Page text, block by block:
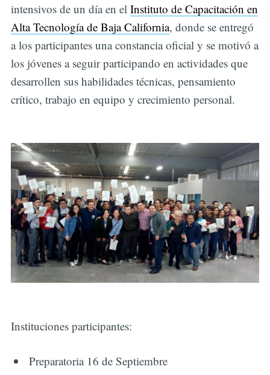
intensivos de un día en el Instituto de Capacitación en
Alta Tecnología de Baja California, donde se entregó
a los participantes una constancia oficial y se motivó a
los jóvenes a seguir participando en actividades que
desarrollen sus habilidades técnicas, pensamiento
crítico, trabajo en equipo y crecimiento personal.
Instituciones participantes:
Preparatoria 16 de Septiembre